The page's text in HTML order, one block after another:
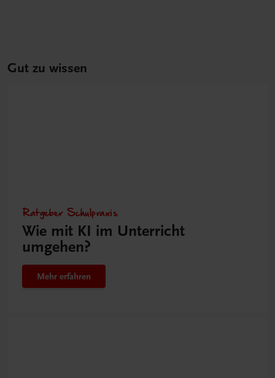
Gut zu wissen
Ratgeber Schulpraxis
Wie mit KI im Unterricht
umgehen?
Mehr erfahren